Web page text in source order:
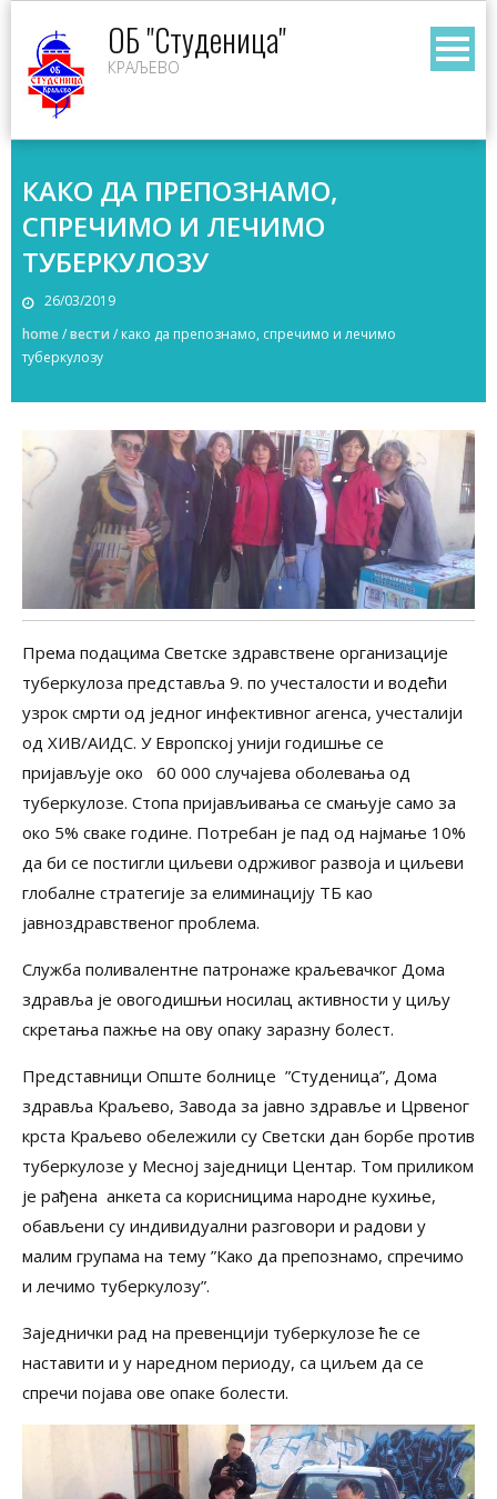
content
ОБ "Студеница"
КРАЉЕВО
КАКО ДА ПРЕПОЗНАМО,
СПРЕЧИМО И ЛЕЧИМО
ТУБЕРКУЛОЗУ
26/03/2019
home/вести / како да препознамо, спречимо и лечимо
туберкулозу
Према подацима Светске здравствене организације
туберкулоза представља 9. по учесталости и водећи
узрок смрти од једног инфективног агенса, учесталији
од ХИВ/АИДС. У Европској унији годишње се
пријављује око 60 000 случајева оболевања од
туберкулозе. Стопа пријављивања се смањује само за
око 5% сваке године. Потребан је пад од најмање 10%
да би се постигли циљеви одрживог развоја и циљеви
глобалне стратегије за елиминацију ТБ као
јавноздравственог проблема.
Служба поливалентне патронаже краљевачког Дома
здравља је овогодишњи носилац активности у циљу
скретања пажње на ову опаку заразну болест.
Представници Опште болнице ”Студеница”, Дома
здравља Краљево, Завода за јавно здравље и Црвеног
крста Краљево обележили су Светски дан борбе против
туберкулозе у Месној заједници Центар. Том приликом
је рађена анкета са корисницима народне кухиње,
обављени су индивидуални разговори и радови у
малим групама на тему ”Како да препознамо, спречимо
и лечимо туберкулозу”.
Заједнички рад на превенцији туберкулозе ће се
наставити и у наредном периоду, са циљем да се
спречи појава ове опаке болести.